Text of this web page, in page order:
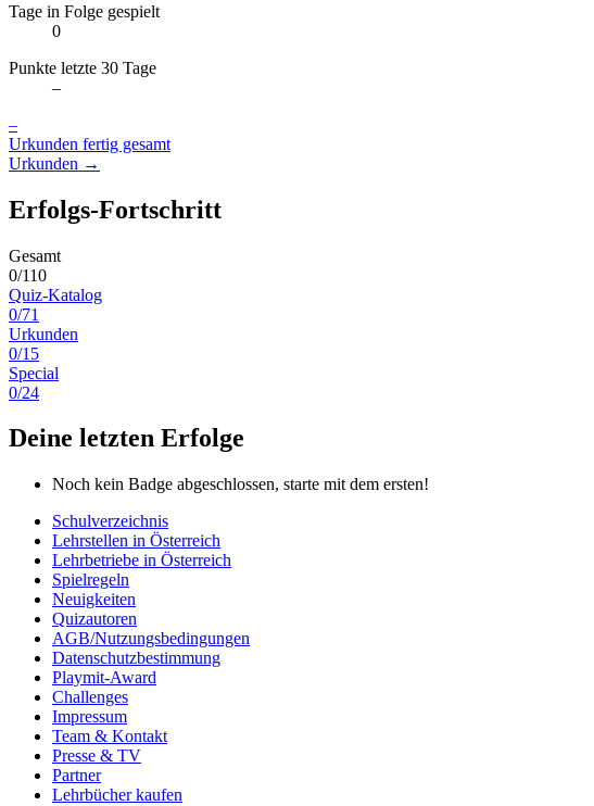
Tage in Folge gespielt
0
Punkte letzte 30 Tage
–
–
Urkunden fertig gesamt
Urkunden →
Erfolgs-Fortschritt
Gesamt
0/110
Quiz-Katalog
0/71
Urkunden
0/15
Special
0/24
Deine letzten Erfolge
Noch kein Badge abgeschlossen, starte mit dem ersten!
Schulverzeichnis
Lehrstellen in Österreich
Lehrbetriebe in Österreich
Spielregeln
Neuigkeiten
Quizautoren
AGB/Nutzungsbedingungen
Datenschutzbestimmung
Playmit-Award
Challenges
Impressum
Team & Kontakt
Presse & TV
Partner
Lehrbücher kaufen